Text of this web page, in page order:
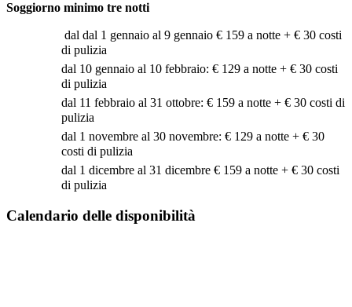
Soggiorno minimo tre notti
dal dal 1 gennaio al 9 gennaio € 159 a notte + € 30 costi
di pulizia
dal 10 gennaio al 10 febbraio: € 129 a notte + € 30 costi
di pulizia
dal 11 febbraio al 31 ottobre: € 159 a notte + € 30 costi di
pulizia
dal 1 novembre al 30 novembre: € 129 a notte + € 30
costi di pulizia
dal 1 dicembre al 31 dicembre € 159 a notte + € 30 costi
di pulizia
Calendario delle disponibilità